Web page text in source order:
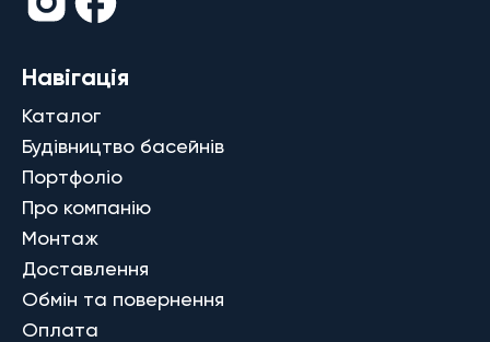
Навігація
Каталог
Будівництво басейнів
Портфоліо
Про компанію
Монтаж
Доставлення
Обмін та повернення
Оплата